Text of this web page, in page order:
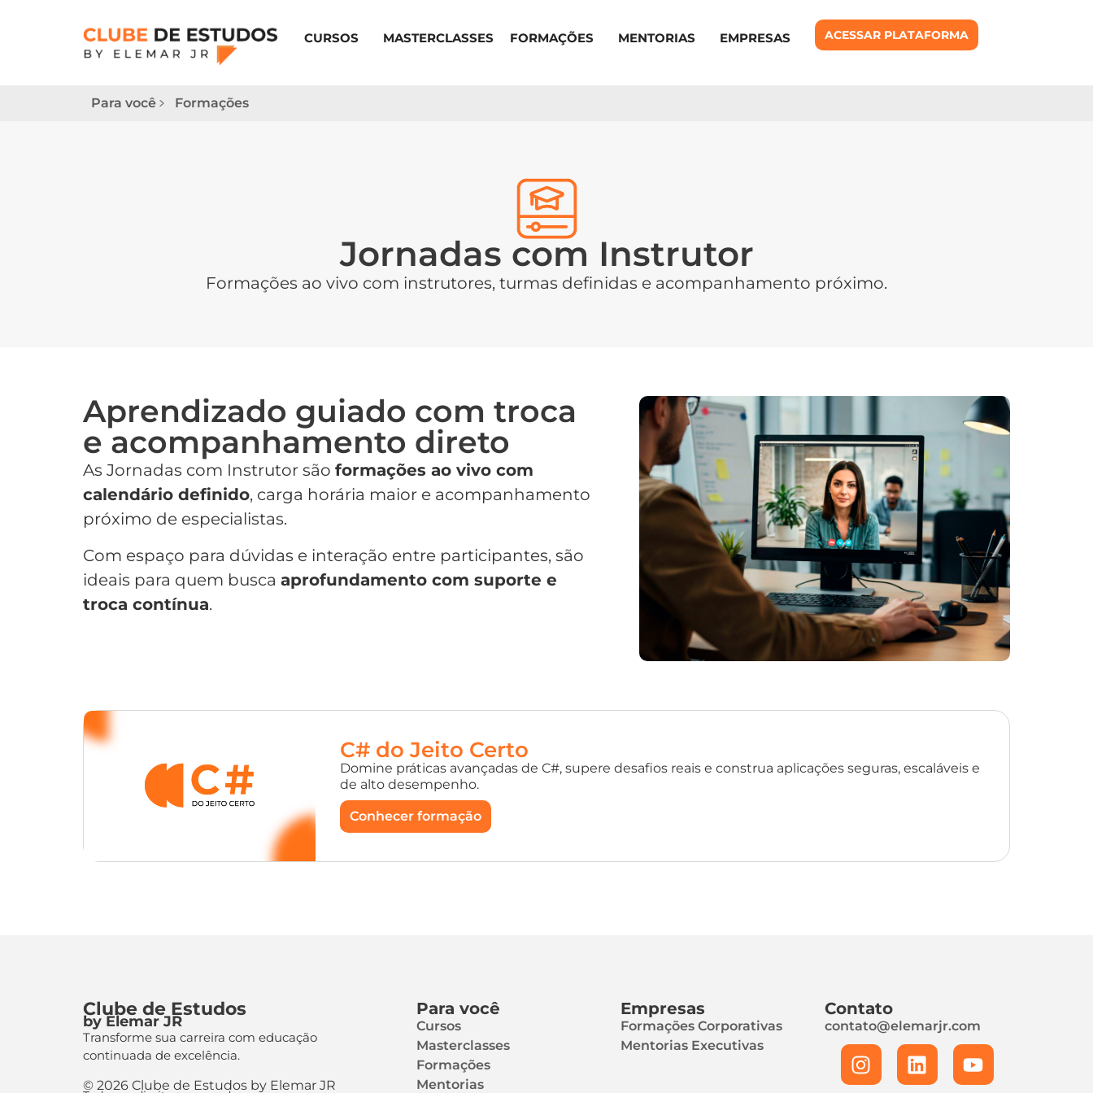
CURSOS MASTERCLASSES FORMAÇÕES MENTORIAS EMPRESAS ACESSAR PLATAFORMA
Para você Formações
Jornadas com Instrutor
Formações ao vivo com instrutores, turmas definidas e acompanhamento próximo.
Aprendizado guiado com troca
e acompanhamento direto
As Jornadas com Instrutor são formações ao vivo com
calendário definido, carga horária maior e acompanhamento
próximo de especialistas.
Com espaço para dúvidas e interação entre participantes, são
ideais para quem busca aprofundamento com suporte e
troca contínua.
C# do Jeito Certo
Domine práticas avançadas de C#, supere desafios reais e construa aplicações seguras, escaláveis e
de alto desempenho.
Conhecer formação
Clube de Estudos
by Elemar JR
Transforme sua carreira com educação
continuada de excelência.
© 2026 Clube de Estudos by Elemar JR
Para você
Cursos
Masterclasses
Formações
Mentorias
Empresas
Formações Corporativas
Mentorias Executivas
Contato
contato@elemarjr.com